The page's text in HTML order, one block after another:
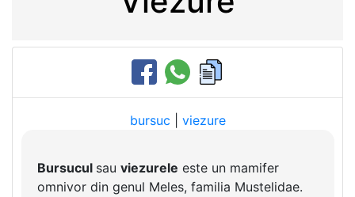
bursuc viezure
Bursucul sau viezurele este un mamifer
omnivor din genul Meles, familia Mustelidae.